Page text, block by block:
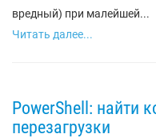
вредный) при малейшей...
Читать далее...
PowerShell:
перезагрузки